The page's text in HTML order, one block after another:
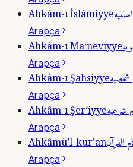
Ahkâm-ı İslâmiyye
Arapça
Ahkâm-ı Ma‘neviyye
Arapça
Ahkâm-ı Şahsiyyeشخصيه
Arapça
Ahkâm-ı Şer‘iyyeشرعيه
Arapça
Ahkâmü’l-kur’anالقرآن
Arapça